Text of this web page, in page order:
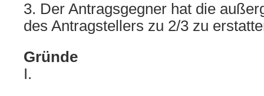
3. Der Antragsgegner hat die
des Antragstellers zu 2/3 zu
Gründe
I.